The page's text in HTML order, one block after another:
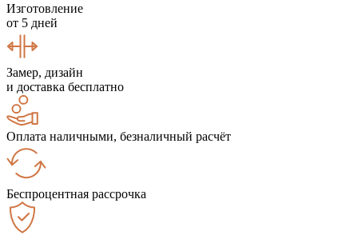
Изготовление
от 5 дней
Замер, дизайн
и доставка бесплатно
Оплата наличными, безналичный расчёт
Беспроцентная рассрочка